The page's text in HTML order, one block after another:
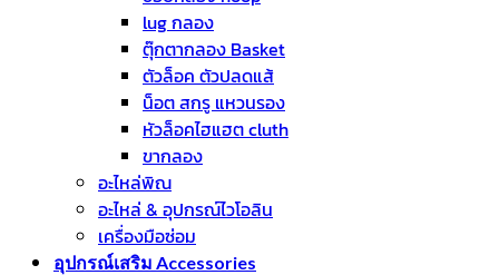
lug กลอง
ตุ๊กตากลอง Basket
ตัวล็อค ตัวปลดแส้
น็อต สกรู แหวนรอง
หัวล็อคไฮแฮต cluth
ขากลอง
อะไหล่พิณ
อะไหล่ & อุปกรณ์ไวโอลิน
เครื่องมือซ่อม
อุปกรณ์เสริม Accessories